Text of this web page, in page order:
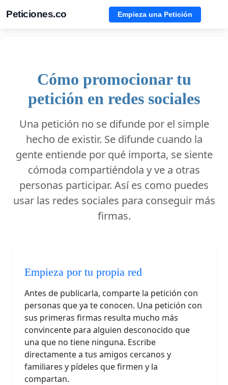
Peticiones.co Empieza una Petición
Cómo promocionar tu
petición en redes sociales
Una petición no se difunde por el simple
hecho de existir. Se difunde cuando la
gente entiende por qué importa, se siente
cómoda compartiéndola y ve a otras
personas participar. Así es como puedes
usar las redes sociales para conseguir más
firmas.
Empieza por tu propia red
Antes de publicarla, comparte la petición con
personas que ya te conocen. Una petición con
sus primeras firmas resulta mucho más
convincente para alguien desconocido que
una que no tiene ninguna. Escribe
directamente a tus amigos cercanos y
familiares y pídeles que firmen y la
compartan.